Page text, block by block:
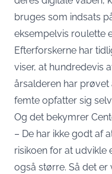
bruges som indsats
eksempelvis roulette
Efterforskerne har
viser, at hundredevis
årsalderen har
femte opfatter sig
Og det bekymrer
– De har ikke godt af
risikoen for at udvikle
også større. Så det